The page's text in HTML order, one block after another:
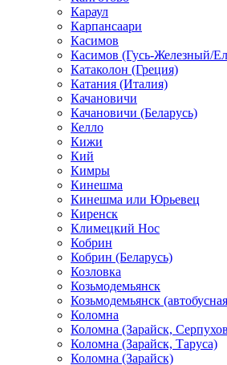
Караул
Карпансаари
Касимов
Касимов (Гусь-Железный/
Катаколон (Греция)
Катания (Италия)
Качановичи
Качановичи (Беларусь)
Келло
Кижи
Кий
Кимры
Кинешма
Кинешма или Юрьевец
Киренск
Климецкий Нос
Кобрин
Кобрин (Беларусь)
Козловка
Козьмодемьянск
Козьмодемьянск
Коломна
Коломна (Зарайск,
Коломна (Зарайск, Таруса)
Коломна (Зарайск)